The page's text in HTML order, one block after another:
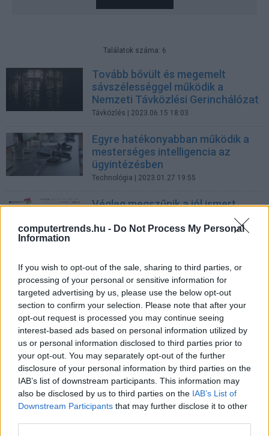
computertrends.hu - Do Not Process My Personal
Information
If you wish to opt-out of the sale, sharing to third parties, or
processing of your personal or sensitive information for
targeted advertising by us, please use the below opt-out
section to confirm your selection. Please note that after your
opt-out request is processed you may continue seeing
interest-based ads based on personal information utilized by
us or personal information disclosed to third parties prior to
your opt-out. You may separately opt-out of the further
disclosure of your personal information by third parties on the
IAB’s list of downstream participants. This information may
also be disclosed by us to third parties on the IAB’s List of
Downstream Participants that may further disclose it to other
Találatok száma: 6
Tovább bővült és megemelt
sávszélességgel működik a
Nemzeti Távközlési Gerinchálózat
Távközlés | 2023.06.15 18:03
Egyre hatékonyabban működik a
mesterséges intelligencia az
ügyintézésben
Technológia | 2023.01.27 19:55
Végleg megszűnik a jól ismert,
Technológia| 2022.12.13 16:36
intézzük ügyeinket mint 10 éve
CWEX| 2022.11.17 13:34
Egyre népszerűbb hazánkban is
az arcképes azonosítás
Biztonság | 2022.09.21 15:36
Új arcfelismerő funkciót kap a
Huawei Mate 10 Lite
| 2018.02.08 12:23